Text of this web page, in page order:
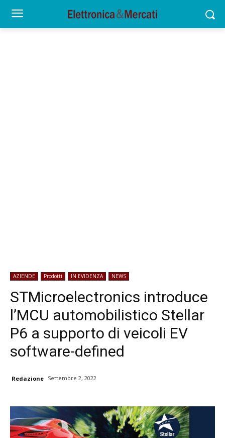
AZIENDE Prodotti IN EVIDENZA NEWS
STMicroelectronics introduce
l’MCU automobilistico Stellar
P6 a supporto di veicoli EV
software-defined
Redazione Settembre 2, 2022